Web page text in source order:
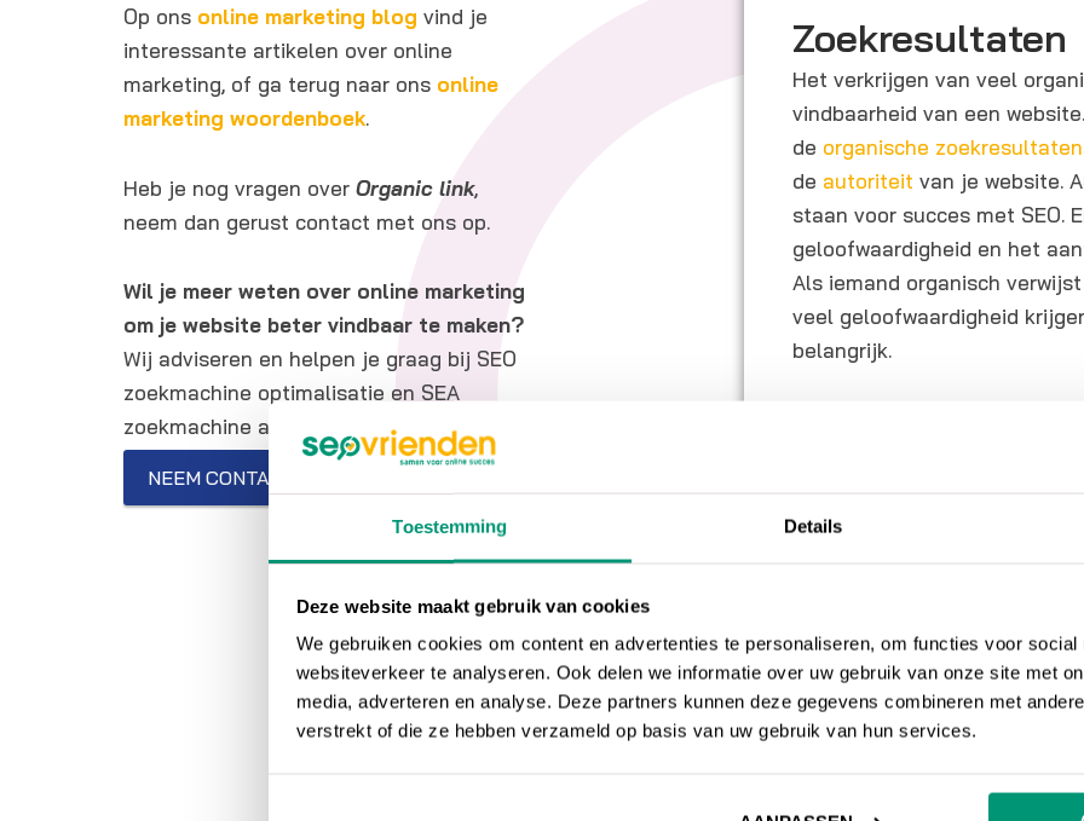
Toestemming Details
Deze website maakt gebruik van cookies
We gebruiken cookies om content en advertenties te personaliseren, om functies voor social
websiteverkeer te analyseren. Ook delen we informatie over uw gebruik van onze site met
media, adverteren en analyse. Deze partners kunnen deze gegevens combineren met
verstrekt of die ze hebben verzameld op basis van uw gebruik van hun services.
Op ons online marketing blog vind je
interessante artikelen over online
marketing, of ga terug naar ons online
marketing woordenboek.
Heb je nog vragen over Organic link,
neem dan gerust contact met ons op.
Wil je meer weten over online marketing
om je website beter vindbaar te maken?
Wij adviseren en helpen je graag bij SEO
zoekmachine optimalisatie en SEA
zoekmachine adverteren.
NEEM CONTACT OP
Zoekresultaten
Het verkrijgen van veel
vindbaarheid van een
de organische zoekresultaten
de autoriteit van je website.
staan voor succes met SEO.
geloofwaardigheid en het
Als iemand organisch
veel geloofwaardigheid
belangrijk.
Meer
Er is geen succesfactor die
talloze inkomende links
kan doen, om ervoor te
belangrijkste is dat de
Goede content is nogal
relevant. Met uniek wordt
geschreven is.Zoekmachines
pagina’s met dubbele content
gerankt worden binnen de
relevant onderwerp